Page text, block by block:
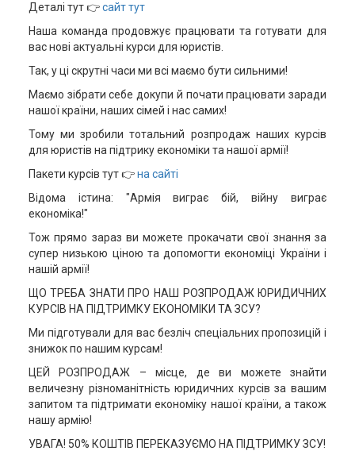
Деталі тут 👉сайт тут
Наша команда продовжує працювати та готувати для
вас нові актуальні курси для юристів.
Так, у ці скрутні часи ми всі маємо бути сильними!
Маємо зібрати себе докупи й почати працювати заради
нашої країни, наших сімей і нас самих!
Тому ми зробили тотальний розпродаж наших курсів
для юристів на підтрику економіки та нашої армії!
Пакети курсів тут 👉на сайті
Відома істина: "Армія виграє бій, війну виграє
економіка!"
Тож прямо зараз ви можете прокачати свої знання за
супер низькою ціною та допомогти економіці України і
нашій армії!
ЩО ТРЕБА ЗНАТИ ПРО НАШ РОЗПРОДАЖ ЮРИДИЧНИХ
КУРСІВ НА ПІДТРИМКУ ЕКОНОМІКИ ТА ЗСУ?
Ми підготували для вас безліч спеціальних пропозицій і
знижок по нашим курсам!
ЦЕЙ РОЗПРОДАЖ – місце, де ви можете знайти
величезну різноманітність юридичних курсів за вашим
запитом та підтримати економіку нашої країни, а також
нашу армію!
УВАГА! 50% КОШТІВ ПЕРЕКАЗУЄМО НА ПІДТРИМКУ ЗСУ!